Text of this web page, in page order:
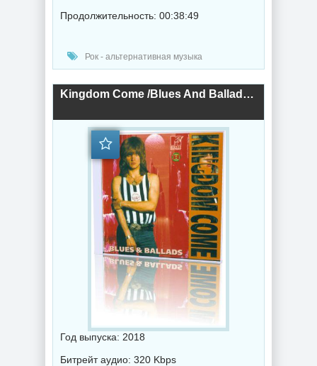
Продолжительность: 00:38:49
Рок - альтернативная музыка
Kingdom Come /Blues And Ballads/ (2018) торрент
Год выпуска: 2018
Битрейт аудио: 320 Kbps